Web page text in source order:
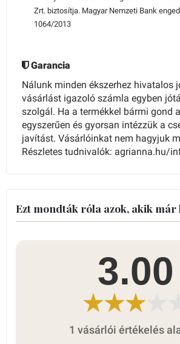
Zrt. biztosítja. Magyar Nemzeti Bank
1064/2013
Garancia
Nálunk minden ékszerhez hivatalos
vásárlást igazoló számla egyben
szolgál. Ha a termékkel bármi gond
egyszerűen és gyorsan intézzük a
javítást. Vásárlóinkat nem hagyjuk
Részletes tudnivalók: agrianna.hu/
Ezt mondták róla azok, akik
3.00
1 vásárlói értékelés